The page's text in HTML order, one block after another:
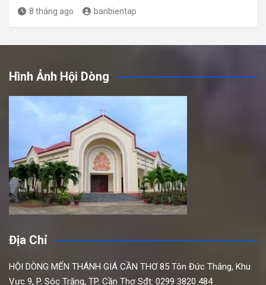
8 tháng ago banbientap
Hình Ảnh Hội Dòng
Địa Chỉ
HỘI DÒNG MẾN THÁNH GIÁ CẦN THƠ 85 Tôn Đức Thắng, Khu
Vực 9, P. Sóc Trăng, TP. Cần Thơ Sđt: 0299 3820 484